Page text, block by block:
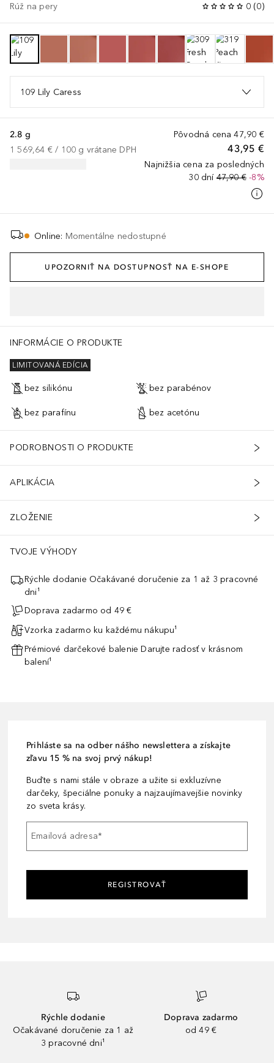
Rúž na pery 0 (0)
109 Lily Caress
Pôvodná cena 47,90 €
43,95 €
Najnižšia cena za posledných
30 dní 47,90 € -8%
2.8 g
1 569,64 € / 100 g vrátane DPH
Online: Momentálne nedostupné
UPOZORNIŤ NA DOSTUPNOSŤ NA E-SHOPE
INFORMÁCIE O PRODUKTE
LIMITOVANÁ EDÍCIA
bez silikónu bez parabénov
bez parafínu bez acetónu
PODROBNOSTI O PRODUKTE
APLIKÁCIA
ZLOŽENIE
TVOJE VÝHODY
Rýchle dodanie Očakávané doručenie za 1 až 3 pracovné
dni¹
Doprava zadarmo od 49 €
Vzorka zadarmo ku každému nákupu¹
Prémiové darčekové balenie Darujte radosť v krásnom
balení¹
Prihláste sa na odber nášho newslettera a získajte
zľavu 15 % na svoj prvý nákup!
Buďte s nami stále v obraze a užite si exkluzívne
darčeky, špeciálne ponuky a najzaujímavejšie novinky
zo sveta krásy.
Emailová adresa*
REGISTROVAŤ
Rýchle dodanie
Očakávané doručenie za 1 až
3 pracovné dni¹
Doprava zadarmo
od 49 €